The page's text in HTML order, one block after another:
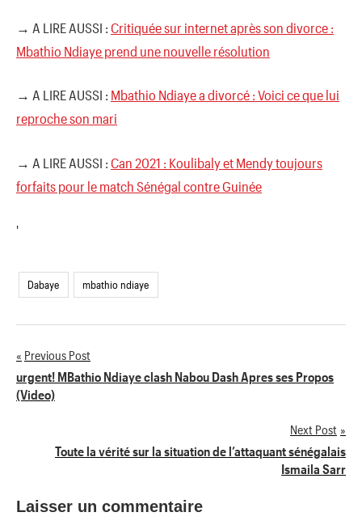
→ A LIRE AUSSI : Critiquée sur internet après son divorce :
Mbathio Ndiaye prend une nouvelle résolution
→ A LIRE AUSSI : Mbathio Ndiaye a divorcé : Voici ce que lui
reproche son mari
→ A LIRE AUSSI : Can 2021 : Koulibaly et Mendy toujours
forfaits pour le match Sénégal contre Guinée
'
Dabaye mbathio ndiaye
Navigation
de
Previous Post
urgent! MBathio Ndiaye clash Nabou Dash Apres ses Propos
(Video)
Next Post
Toute la vérité sur la situation de l’attaquant sénégalais
Ismaila Sarr
Laisser un commentaire